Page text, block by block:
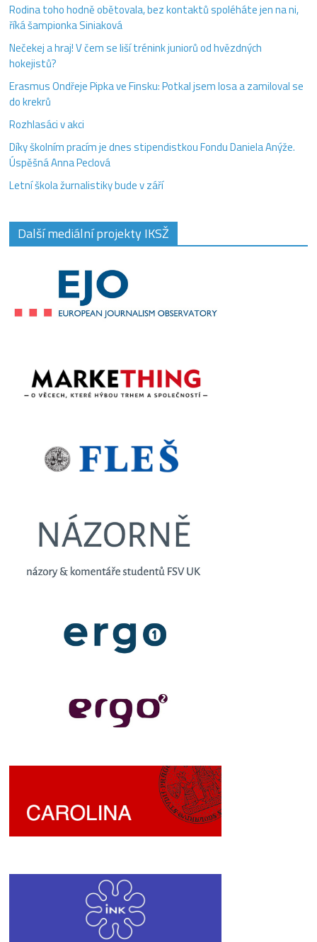
Rodina toho hodně obětovala, bez kontaktů spoléháte jen na ni,
říká šampionka Siniaková
Nečekej a hraj! V čem se liší trénink juniorů od hvězdných
hokejistů?
Erasmus Ondřeje Pipka ve Finsku: Potkal jsem losa a zamiloval se
do krekrů
Rozhlasáci v akci
Díky školním pracím je dnes stipendistkou Fondu Daniela Anýže.
Úspěšná Anna Peclová
Letní škola žurnalistiky bude v září
Další mediální projekty IKSŽ